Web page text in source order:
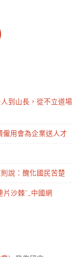
到山長，從不立道場
僱用會為企業送人才
說：醜化國民苦楚
沙棘”_中國網